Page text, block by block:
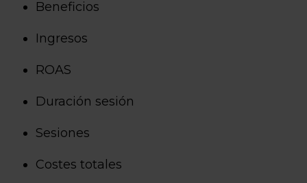
Beneficios
Ingresos
ROAS
Duración sesión
Sesiones
Costes totales